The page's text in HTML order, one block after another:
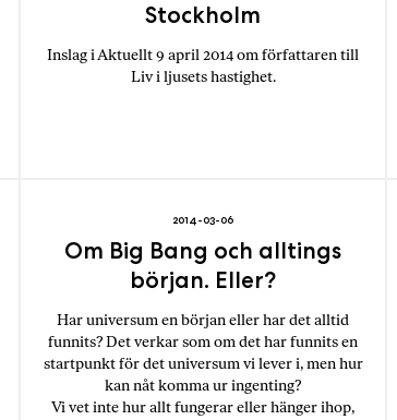
Stockholm
Inslag i Aktuellt 9 april 2014 om författaren till
Liv i ljusets hastighet.
2014-03-06
Om Big Bang och alltings
början. Eller?
Har universum en början eller har det alltid
funnits? Det verkar som om det har funnits en
startpunkt för det universum vi lever i, men hur
kan nåt komma ur ingenting?
Vi vet inte hur allt fungerar eller hänger ihop,